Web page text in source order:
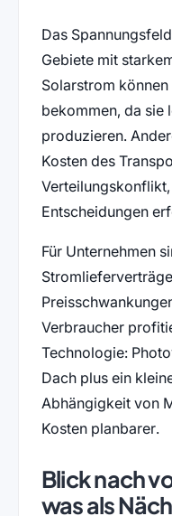
Das
Gebiete mit
Solarstrom
bekommen, da sie
produzieren.
Kosten des
Entscheidungen
Für Unternehmen
Verbraucher
Technologie:
Dach plus ein
Abhängigkeit von
Kosten planbarer.
Blick nach
was als